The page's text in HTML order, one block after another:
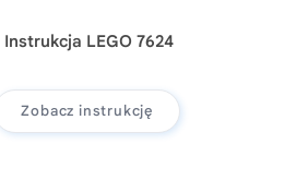
Instrukcja LEGO 7624
Zobacz instrukcję